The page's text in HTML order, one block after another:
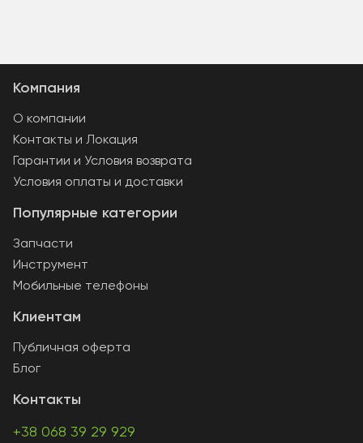
Контакты
+38 068 39 29 929
Клиентам
Публичная оферта
Блог
Популярные категории
Запчасти
Инструмент
Мобильные телефоны
Компания
О компании
Контакты и Локация
Гарантии и Условия возврата
Условия оплаты и доставки